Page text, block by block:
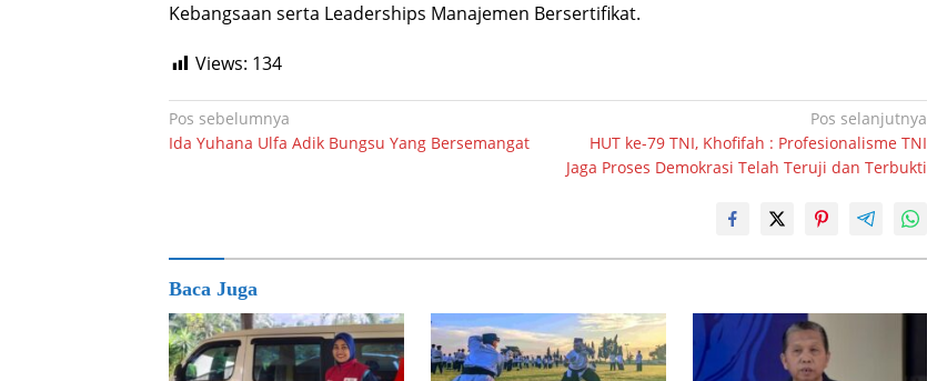
Kebangsaan serta Leaderships Manajemen Bersertifikat.
Views: 134
Navigasi
pos
Pos sebelumnya
Ida Yuhana Ulfa Adik Bungsu Yang Bersemangat
Pos selanjutnya
HUT ke-79 TNI, Khofifah : Profesionalisme TNI
Jaga Proses Demokrasi Telah Teruji dan Terbukti
Baca Juga